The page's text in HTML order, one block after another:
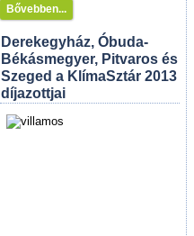
Bővebben...
Derekegyház, Óbuda-
Békásmegyer, Pitvaros és
Szeged a KlímaSztár 2013
díjazottjai